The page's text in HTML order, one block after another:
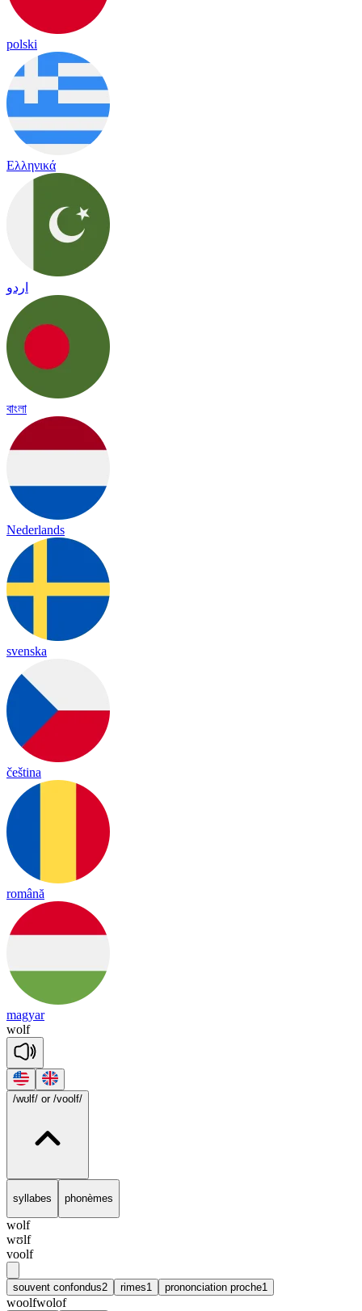
polski
Ελληνικά
اردو
বাংলা
Nederlands
svenska
čeština
română
magyar
wolf
/wʊlf/ or /voolf/
syllabes phonèmes
wolf
wʊlf
voolf
souvent confondus2 rimes1 prononciation proche1
woolfwolof